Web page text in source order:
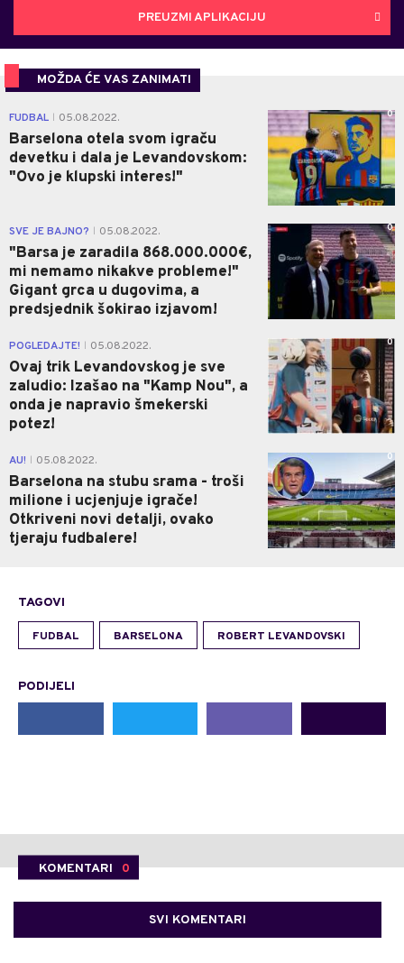
PREUZMI APLIKACIJU
MOŽDA ĆE VAS ZANIMATI
FUDBAL 05.08.2022.
Barselona otela svom igraču
devetku i dala je Levandovskom:
"Ovo je klupski interes!"
0
SVE JE BAJNO? 05.08.2022.
"Barsa je zaradila 868.000.000€,
mi nemamo nikakve probleme!"
Gigant grca u dugovima, a
predsjednik šokirao izjavom!
0
POGLEDAJTE! 05.08.2022.
Ovaj trik Levandovskog je sve
zaludio: Izašao na "Kamp Nou", a
onda je napravio šmekerski
potez!
0
AU! 05.08.2022.
Barselona na stubu srama - troši
milione i ucjenjuje igrače!
Otkriveni novi detalji, ovako
tjeraju fudbalere!
0
TAGOVI
FUDBAL BARSELONA ROBERT LEVANDOVSKI
PODIJELI
KOMENTARI 0
SVI KOMENTARI